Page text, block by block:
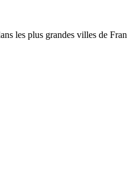
les plus grandes villes de